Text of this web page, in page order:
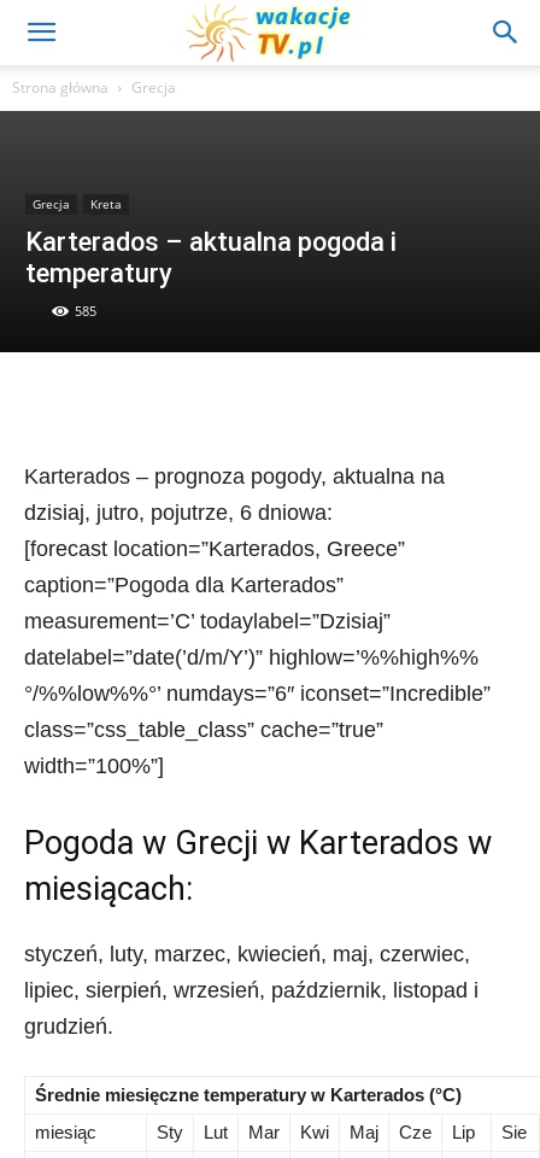
Strona główna Grecja
Grecja Kreta
Karterados – aktualna pogoda i
temperatury
585
Karterados – prognoza pogody, aktualna na
dzisiaj, jutro, pojutrze, 6 dniowa:
[forecast location=”Karterados, Greece”
caption=”Pogoda dla Karterados”
measurement=’C’ todaylabel=”Dzisiaj”
datelabel=”date(’d/m/Y’)” highlow=’%%high%%
°/%%low%%°’ numdays=”6″ iconset=”Incredible”
class=”css_table_class” cache=”true”
width=”100%”]
Pogoda w Grecji w Karterados w
miesiącach:
styczeń, luty, marzec, kwiecień, maj, czerwiec,
lipiec, sierpień, wrzesień, październik, listopad i
grudzień.
Średnie miesięczne temperatury w Karterados (°C)
miesiąc
Sty Lut Mar Kwi Maj Cze Lip
Sie